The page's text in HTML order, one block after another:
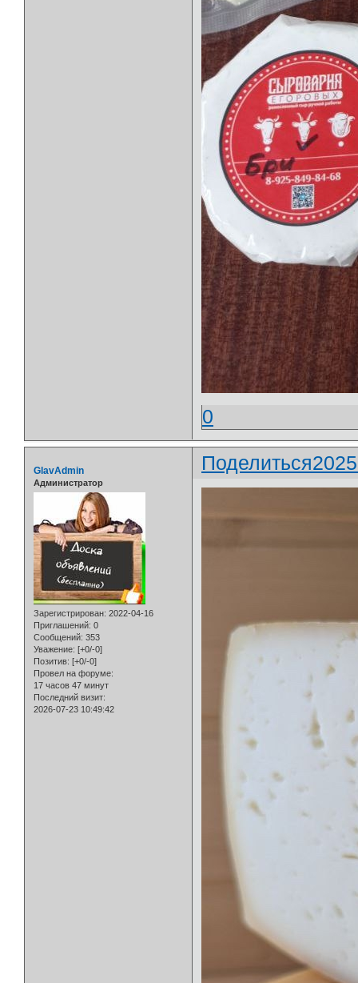
0
Поделиться
GlavAdmin
Администратор
Зарегистрирован: 2022-04-16
Приглашений: 0
Сообщений: 353
Уважение: [+0/-0]
Позитив: [+0/-0]
Провел на форуме:
17 часов 47 минут
Последний визит:
2026-07-23 10:49:42